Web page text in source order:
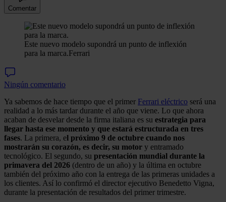
Comentar
Este nuevo modelo supondrá un punto de inflexión
para la marca.Ferrari
Ningún comentario
Ya sabemos de hace tiempo que el primer Ferrari eléctrico será una
realidad a lo más tardar durante el año que viene. Lo que ahora
acaban de desvelar desde la firma italiana es su estrategia para
llegar hasta ese momento y que estará estructurada en tres
fases. La primera, el próximo 9 de octubre cuando nos
mostrarán su corazón, es decir, su motor y entramado
tecnológico. El segundo, su presentación mundial durante la
primavera del 2026 (dentro de un año) y la última en octubre
también del próximo año con la entrega de las primeras unidades a
los clientes. Así lo confirmó el director ejecutivo Benedetto Vigna,
durante la presentación de resultados del primer trimestre.